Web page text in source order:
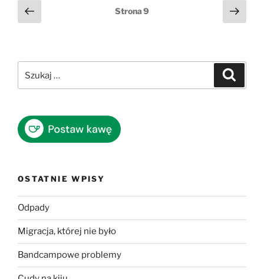
Stronicowanie
wpisów
Poprzednia
strona
Strona9
OSTATNIE WPISY
Odpady
Migracja, której nie było
Bandcampowe problemy